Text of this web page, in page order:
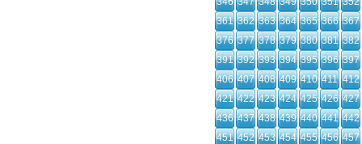
361 362 363 364 365 366 367
376 377 378 379 380 381 382
391 392 393 394 395 396 397
406 407 408 409 410 411 412
421 422 423 424 425 426 427
436 437 438 439 440 441 442
451 452 453 454 455 456 457